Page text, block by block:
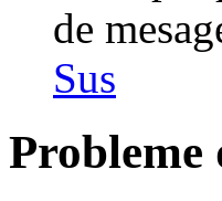
de
Sus
Probleme